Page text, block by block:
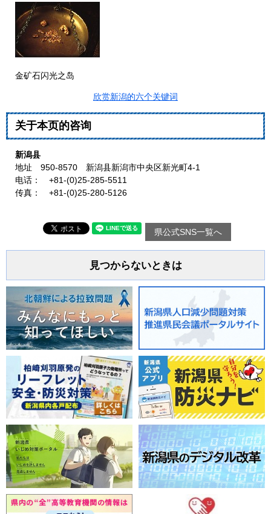
金矿石闪光之岛
欣赏新潟的六个关键词
关于本页的咨询
新潟县
地址 950-8570 新潟县新潟市中央区新光町4-1
电话： +81-(0)25-285-5511
传真： +81-(0)25-280-5126
県公式SNS一覧へ
見つからないときは